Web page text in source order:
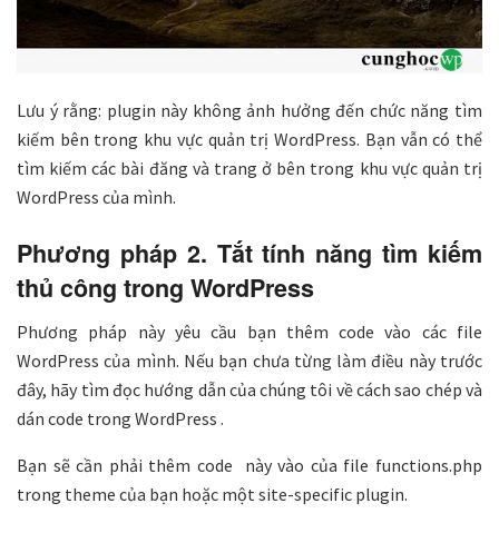
Lưu ý rằng: plugin này không ảnh hưởng đến chức năng tìm
kiếm bên trong khu vực quản trị WordPress. Bạn vẫn có thể
tìm kiếm các bài đăng và trang ở bên trong khu vực quản trị
WordPress của mình.
Phương pháp 2. Tắt tính năng tìm kiếm
thủ công trong WordPress
Phương pháp này yêu cầu bạn thêm code vào các file
WordPress của mình. Nếu bạn chưa từng làm điều này trước
đây, hãy tìm đọc hướng dẫn của chúng tôi về cách sao chép và
dán code trong WordPress .
Bạn sẽ cần phải thêm code này vào của file functions.php
trong theme của bạn hoặc một site-specific plugin.